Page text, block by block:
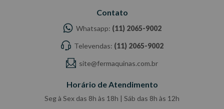
Contato
Whatsapp: (11) 2065-9002
Televendas: (11) 2065-9002
site@fermaquinas.com.br
Horário de Atendimento
Seg à Sex das 8h às 18h | Sáb das 8h às 12h